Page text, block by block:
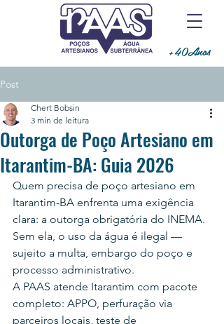
+40Anos
Post
Outorga de Poço Artesiano em
Itarantim-BA: Guia 2026
Chert Bobsin
3 min de leitura
Quem precisa de poço artesiano em
Itarantim-BA enfrenta uma exigência
clara: a outorga obrigatória do INEMA.
Sem ela, o uso da água é ilegal —
sujeito a multa, embargo do poço e
processo administrativo.
A PAAS atende Itarantim com pacote
completo: APPO, perfuração via
parceiros locais, teste de